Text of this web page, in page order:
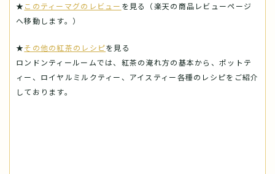
★このティーマグのレビュー を見る（楽天の商品レビューページ
へ移動します。）
★その他の紅茶のレシピを見る
ロンドンティールームでは、紅茶の淹れ方の基本から、ポットテ
ィー、ロイヤルミルクティー、アイスティー各種のレシピをご紹介
しております。